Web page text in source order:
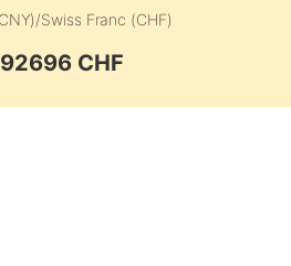
/Swiss Franc (CHF)
CHF